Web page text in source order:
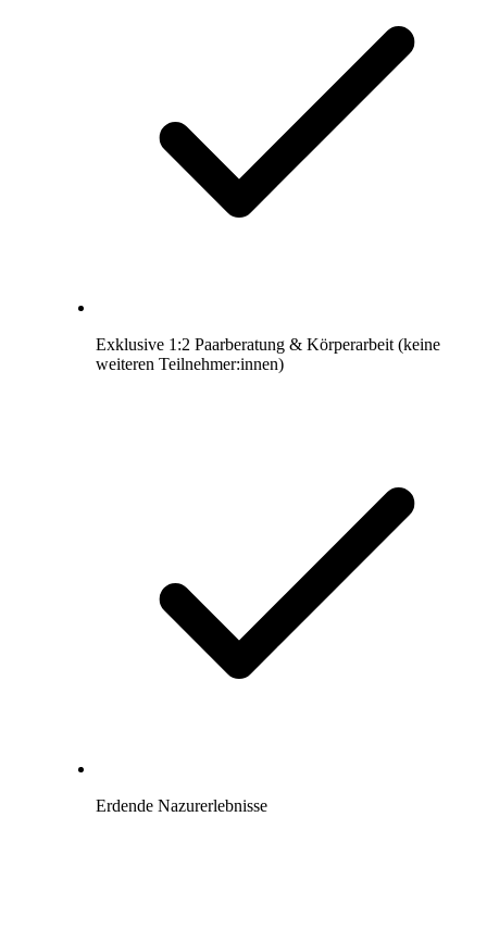
Exklusive 1:2 Paarberatung & Körperarbeit (keine
weiteren Teilnehmer:innen)
Erdende Nazurerlebnisse